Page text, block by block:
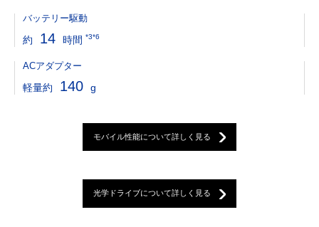
バッテリー駆動
約 14 時間 *3*6
ACアダプター
軽量約 140 g
モバイル性能について詳しく見る
光学ドライブについて詳しく見る